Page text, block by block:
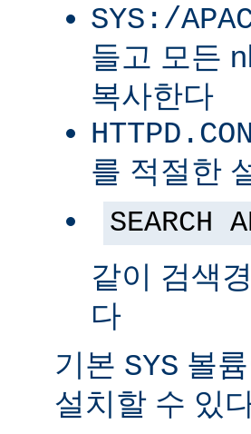
SYS:/
들고 모든
복사한다
를 적절한
SEARCH
같이 검색
다
기본 SYS 볼
설치할 수 있